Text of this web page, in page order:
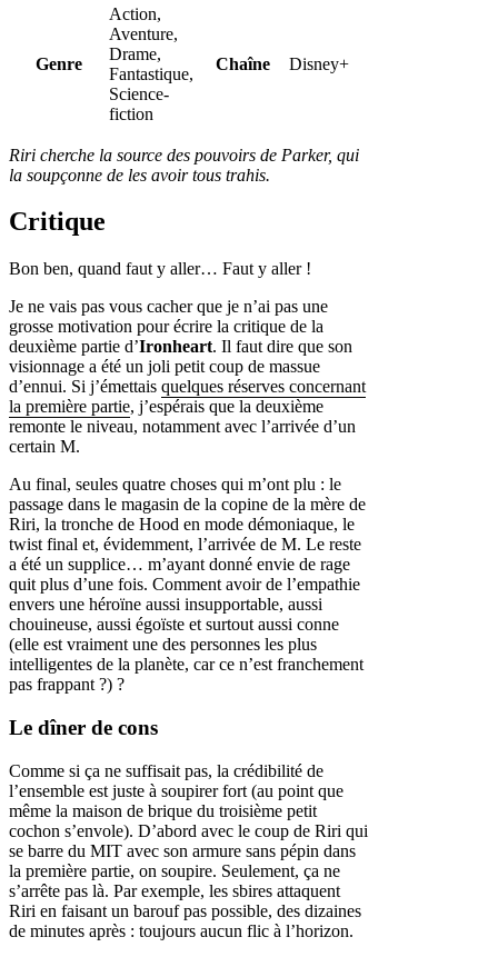
Genre
Action,
Aventure,
Drame,
Fantastique,
Science-
fiction
Chaîne Disney+
Riri cherche la source des pouvoirs de Parker, qui
la soupçonne de les avoir tous trahis.
Critique
Bon ben, quand faut y aller… Faut y aller !
Je ne vais pas vous cacher que je n’ai pas une
grosse motivation pour écrire la critique de la
deuxième partie d’Ironheart. Il faut dire que son
visionnage a été un joli petit coup de massue
d’ennui. Si j’émettais quelques réserves concernant
la première partie, j’espérais que la deuxième
remonte le niveau, notamment avec l’arrivée d’un
certain M.
Au final, seules quatre choses qui m’ont plu : le
passage dans le magasin de la copine de la mère de
Riri, la tronche de Hood en mode démoniaque, le
twist final et, évidemment, l’arrivée de M. Le reste
a été un supplice… m’ayant donné envie de rage
quit plus d’une fois. Comment avoir de l’empathie
envers une héroïne aussi insupportable, aussi
chouineuse, aussi égoïste et surtout aussi conne
(elle est vraiment une des personnes les plus
intelligentes de la planète, car ce n’est franchement
pas frappant ?) ?
Le dîner de cons
Comme si ça ne suffisait pas, la crédibilité de
l’ensemble est juste à soupirer fort (au point que
même la maison de brique du troisième petit
cochon s’envole). D’abord avec le coup de Riri qui
se barre du MIT avec son armure sans pépin dans
la première partie, on soupire. Seulement, ça ne
s’arrête pas là. Par exemple, les sbires attaquent
Riri en faisant un barouf pas possible, des dizaines
de minutes après : toujours aucun flic à l’horizon.